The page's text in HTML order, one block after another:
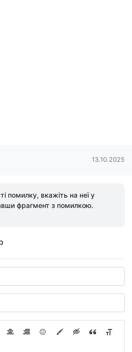
13.10.2025
помилку, вкажіть на неї у
фрагмент з помилкою.